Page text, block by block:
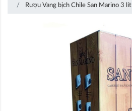
Rượu Vang bịch Chile San Marino 3 lít